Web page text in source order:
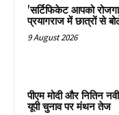
'सर्टिफिकेट आपको
प्रयागराज में छात्रों से
9 August 2026
पीएम मोदी और नितिन
यूपी चुनाव पर मंथन तेज